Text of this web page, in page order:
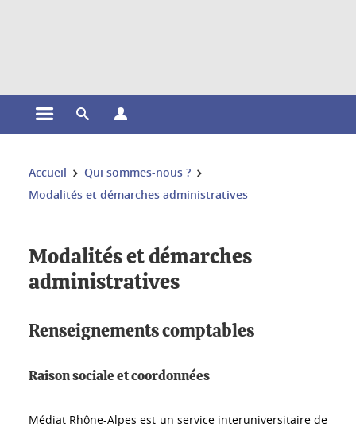
Ouvrir le menu principal
Ouvrir le moteur de recherche
Vous êtes ici :
Accueil
Qui sommes-nous ?
Modalités et démarches administratives
Modalités et démarches
administratives
Renseignements comptables
Raison sociale et coordonnées
Médiat Rhône-Alpes est un service interuniversitaire de